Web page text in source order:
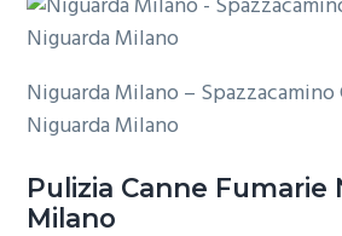
Niguarda Milano – Spazzacamino
Niguarda Milano
Pulizia Canne Fumarie
Milano